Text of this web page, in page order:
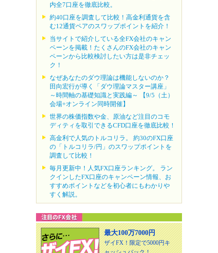
内全7口座を徹底比較。
約40口座を調査して比較！高金利通貨を含
む12通貨ペアのスワップポイントを紹介！
当サイトで紹介している全FX会社のキャン
ペーンを掲載！たくさんのFX会社のキャン
ペーンから比較検討したい方は是非チェッ
ク！
なぜあなたのダウ理論は機能しないのか？
田向宏行が導く「ダウ理論マスター講座」
～時間軸の基礎知識と実践編～ 【9/5（土）
会場+オンライン同時開催】
世界の株価指数や金、原油など注目のコモ
ディティを取引できるCFD口座を徹底比較！
高金利で人気のトルコリラ。 約30のFX口座
の「トルコリラ/円」のスワップポイントを
調査して比較！
毎月更新中！人気FX口座ランキング。 ラン
クインしたFX口座のキャンペーン情報、お
すすめポイントなどを初心者にもわかりや
すく解説。
最大100万7000円
ザイFX！限定で5000円キ